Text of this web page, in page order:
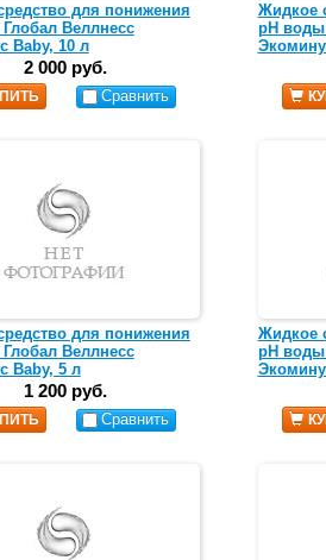
для понижения
Веллнесс
Baby, 10 л
2 000 руб.
Сравнить
Жидкое
pH воды
для понижения
Веллнесс
Baby, 5 л
1 200 руб.
Сравнить
Жидкое
pH воды